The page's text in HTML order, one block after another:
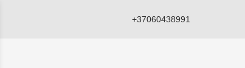
+37060438991